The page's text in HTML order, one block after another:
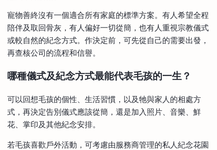
寵物善終沒有一個適合所有家庭的標準方案。有人希望全程
陪伴及取回骨灰，有人偏好一切從簡，也有人重視宗教儀式
或較自然的紀念方式。作決定前，可先從自己的需要出發，
再查核公司的流程和信譽。
哪種儀式及紀念方式最能代表毛孩的一生？
可以回想毛孩的個性、生活習慣，以及牠與家人的相處方
式，再決定告別儀式應該從簡，還是加入照片、音樂、鮮
花、掌印及其他紀念安排。
若毛孩喜歡戶外活動，可考慮由服務商管理的私人紀念花園